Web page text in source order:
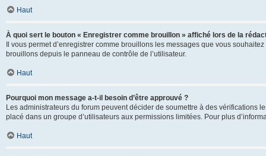
Haut
À quoi sert le bouton « Enregistrer comme brouillon » affiché lors de la
Il vous permet d’enregistrer comme brouillons les messages que vous
brouillons depuis le panneau de contrôle de l’utilisateur.
Haut
Pourquoi mon message a-t-il besoin d’être approuvé ?
Les administrateurs du forum peuvent décider de soumettre à des vérifications
placé dans un groupe d’utilisateurs aux permissions limitées. Pour plus
Haut